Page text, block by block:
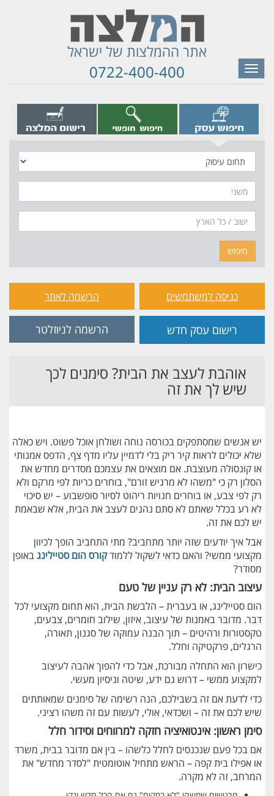
אתר ההמלצות של ישראל
0722-400-400
Toggle
navigation
עיסוק
חיפוש
כניסה למשתמשים הרשמה לאתר
רישום עסק חדש הרשמה לניוזלטר
אוהבת לעצב את הבית? סימנים לכך
שיש לך את זה
יש אנשים שמסתפקים בכורסה נוחה ושולחן אוכל פשוט. ויש כאלה
שלא יכולים לראות קיר ריק בלי לדמיין עליו מדף צף, הדפס אמנותי
או קונסולה מעוצבת. אם מוצאים את עצמכם מסדרים מחדש את
הסלון רק כי "משהו לא מרגיש זורם", בוחרים כריות לפי מרקם ולא
רק לפי צבע, או בוחרים חנויות ריהוט לסיור סופשבוע – יש סיכוי
לא רע בכלל שאתם לא סתם נהנים לעצב את הבית, אלא שבאמת
יש לכם את זה.
אבל איך יודעים שזה יותר מתחביב? מתי התחביב הופך לכיוון
מקצועי ממשי? והאם כדאי לשקול ללמודקורס הום סטיילינגבאופן
מסודר?
עיצוב הבית: לא רק עניין של טעם
הום סטיילינג, או בעברית – הלבשת הבית, הוא תחום מקצועי לכל
דבר. מדובר באמנות של עיצוב, איזון, שילוב חומרים, צבעים,
טקסטורות ורהיטים – תוך הבנה עמוקה של סגנון, תאורה,
הרגלים, פרקטיקה וחלל.
כישרון הוא התחלה מבורכת, אבל כדי להפוך אהבה לעיצוב
למקצוע ממשי – דרוש גם ידע, שיטה וניסיון מעשי.
כדי לדעת אם זה בשבילכם, הנה רשימה של סימנים שמאותתים
שיש לכם את זה – ושכדאי, אולי, לעשות עם זה משהו רציני.
סימן ראשון: אינטואיציה חזקה למרווחים וסידור חלל
אם בכל פעם שנכנסים לחלל כלשהו – בין אם מדובר בבית, משרד
או אפילו בית קפה – הראש מתחיל אוטומטית "לסדר מחדש" את
המרחב, זה לא מקרה.